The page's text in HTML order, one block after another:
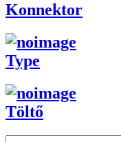
Konnektor
Type
Töltő